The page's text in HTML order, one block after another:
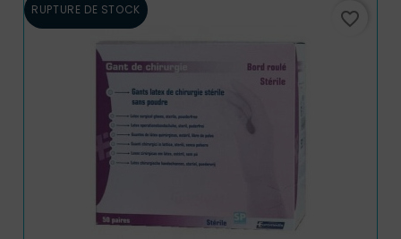
RUPTURE DE STOCK favorite_border